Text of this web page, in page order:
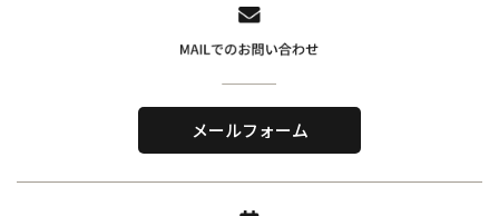
株式会社ブリーズ・カンパニー
〒619-0201
京都府木津川市山城町綺田神ノ木5-3
メールフォーム